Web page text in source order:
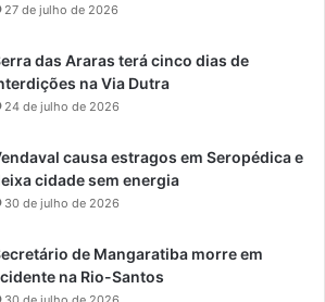
27 de julho de 2026
das Araras terá cinco dias de
na Via Dutra
24 de julho de 2026
causa estragos em Seropédica e
cidade sem energia
30 de julho de 2026
de Mangaratiba morre em
na Rio-Santos